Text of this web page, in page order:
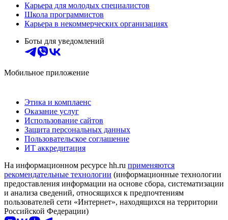
Карьера для молодых специалистов
Школа программистов
Карьера в некоммерческих организациях
Боты для уведомлений
Мобильное приложение
Этика и комплаенс
Оказание услуг
Использование сайтов
Защита персональных данных
Пользовательское соглашение
ИТ аккредитация
На информационном ресурсе hh.ru применяются
рекомендательные технологии (информационные технологии
предоставления информации на основе сбора, систематизации
и анализа сведений, относящихся к предпочтениям
пользователей сети «Интернет», находящихся на территории
Российской Федерации)